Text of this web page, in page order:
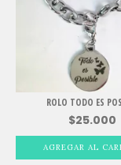
ROLO TODO ES
$25.000